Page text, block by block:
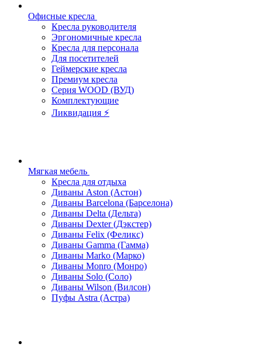
Офисные кресла
Кресла руководителя
Эргономичные кресла
Кресла для персонала
Для посетителей
Геймерские кресла
Премиум кресла
Серия WOOD (ВУД)
Комплектующие
Ликвидация ⚡
Мягкая мебель
Кресла для отдыха
Диваны Aston (Астон)
Диваны Barcelona (Барселона)
Диваны Delta (Дельта)
Диваны Dexter (Дэкстер)
Диваны Felix (Феликс)
Диваны Gamma (Гамма)
Диваны Marko (Марко)
Диваны Monro (Монро)
Диваны Solo (Соло)
Диваны Wilson (Вилсон)
Пуфы Astra (Астра)